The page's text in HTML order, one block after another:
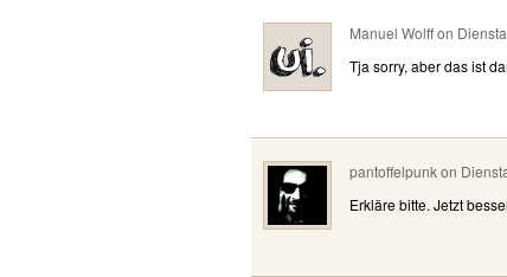
Manuel Wolffon
Tja sorry, aber das ist
pantoffelpunkon
Erkläre bitte. Jetzt